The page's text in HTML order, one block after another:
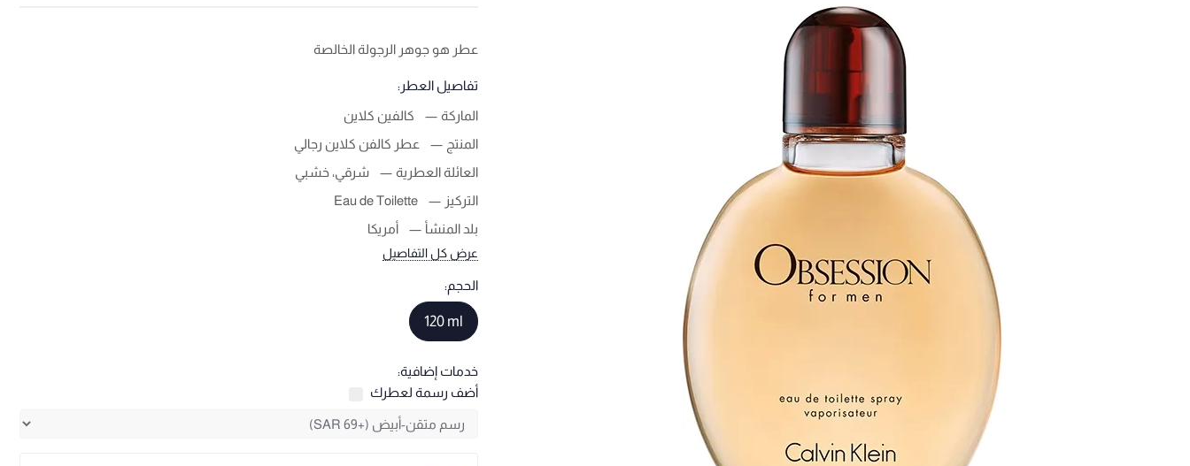
عطر هو جوهر الرجولة الخالصة
تفاصيل العطر:
الماركة
كالفين كلاين
المنتج
عطر كالفن كلاين رجالي
العائلة العطرية
شرقي، خشبي
التركيز
Eau de Toilette
بلد المنشأ
أمريكا
عرض كل التفاصيل
الحجم:
120 ml
خدمات إضافية:
أضف رسمة لعطرك